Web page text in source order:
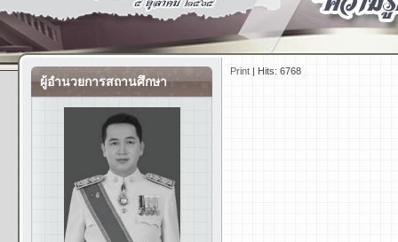
ผู้อำนวยการสถานศึกษา
Print | Hits: 6768